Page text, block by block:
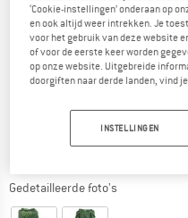
Gedetailleerde foto's
‘Cookie-instellingen’ onderaan op
en ook altijd weer intrekken. Je
voor het gebruik van deze website
of voor de eerste keer worden
op onze website. Uitgebreide
doorgiften naar derde landen, vind
INSTELLINGEN